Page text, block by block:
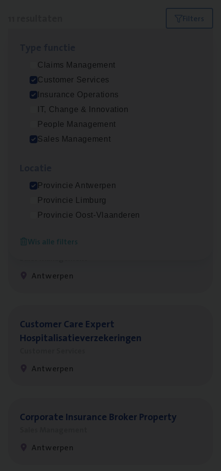
Filters
Claims Management
Customer Services
Insurance Operations
IT, Change & Innovation
People Management
Sales Management
Provincie Antwerpen
Provincie Limburg
Provincie Oost-Vlaanderen
Wis alle filters
Dos­sier­be­heer­der ver­ze­ke­rin­gen — Soci­al
Pro­fit en Public
Insurance Operations
Antwerpen
Insurance Operations
Beveren
Insu­ran­ce Bro­ker
Antwerpen
Cus­to­mer Care Expert
Hospitalisatieverzekeringen
Antwerpen
Cor­po­ra­te Insu­ran­ce Bro­ker Property
Antwerpen